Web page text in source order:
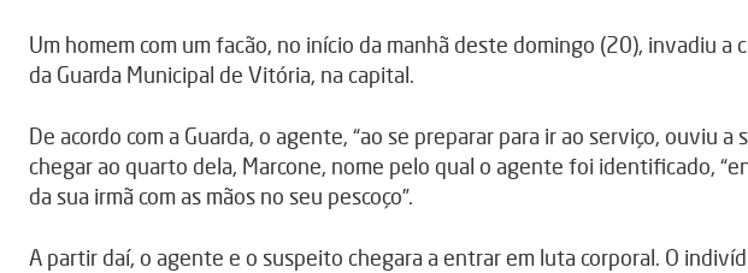
Um homem com um facão, no início da manhã deste domingo (20), invadiu a
da Guarda Municipal de Vitória, na capital.
De acordo com a Guarda, o agente, “ao se preparar para ir ao serviço, ouviu a
chegar ao quarto dela, Marcone, nome pelo qual o agente foi identificado,
da sua irmã com as mãos no seu pescoço”.
A partir daí, o agente e o suspeito chegara a entrar em luta corporal. O